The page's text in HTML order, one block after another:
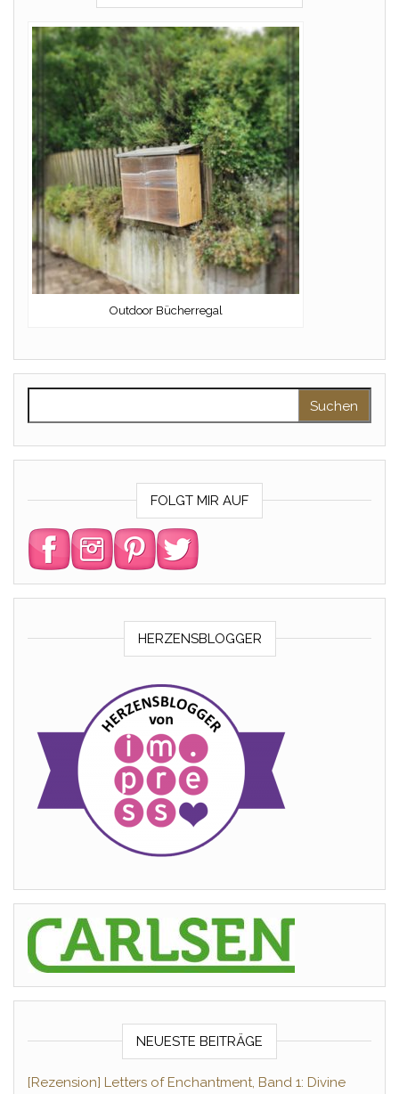
Outdoor Bücherregal
FOLGT MIR AUF
HERZENSBLOGGER
NEUESTE BEITRÄGE
[Rezension] Letters of Enchantment, Band 1: Divine